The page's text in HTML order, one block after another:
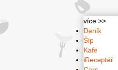
více >>
Deník
Šíp
Kafe
iReceptář